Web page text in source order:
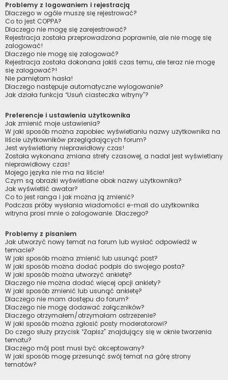
Problemy z logowaniem i rejestracją
Dlaczego w ogóle muszę się rejestrować?
Co to jest COPPA?
Dlaczego nie mogę się zarejestrować?
Rejestracja została przeprowadzona poprawnie, ale nie mogę się
zalogować!
Dlaczego nie mogę się zalogować?
Rejestracja została dokonana jakiś czas temu, ale teraz nie mogę
się zalogować?!
Nie pamiętam hasła!
Dlaczego następuje automatyczne wylogowanie?
Jak działa funkcja “Usuń ciasteczka witryny”?
Preferencje i ustawienia użytkownika
Jak zmienić moje ustawienia?
W jaki sposób można zapobiec wyświetlaniu nazwy użytkownika na
liście użytkowników przeglądających forum?
Jest wyświetlany nieprawidłowy czas!
Została wykonana zmiana strefy czasowej, a nadal jest wyświetlany
nieprawidłowy czas!
Mojego języka nie ma na liście!
Czym są obrazki wyświetlane obok nazwy użytkownika?
Jak wyświetlić awatar?
Co to jest ranga i jak można ją zmienić?
Podczas próby wysłania wiadomości e-mail do użytkownika
witryna prosi mnie o zalogowanie. Dlaczego?
Problemy z pisaniem
Jak utworzyć nowy temat na forum lub wysłać odpowiedź w
temacie?
W jaki sposób można zmienić lub usunąć post?
W jaki sposób można dodać podpis do swojego posta?
W jaki sposób można utworzyć ankietę?
Dlaczego nie można dodać więcej opcji ankiety?
W jaki sposób zmienić lub usunąć ankietę?
Dlaczego nie mam dostępu do forum?
Dlaczego nie mogę dodawać załączników?
Dlaczego otrzymałem/otrzymałam ostrzeżenie?
W jaki sposób można zgłosić posty moderatorowi?
Do czego służy przycisk “Zapisz” znajdujący się w oknie tworzenia
tematu?
Dlaczego mój post musi być akceptowany?
W jaki sposób mogę przesunąć swój temat na górę strony
tematów?